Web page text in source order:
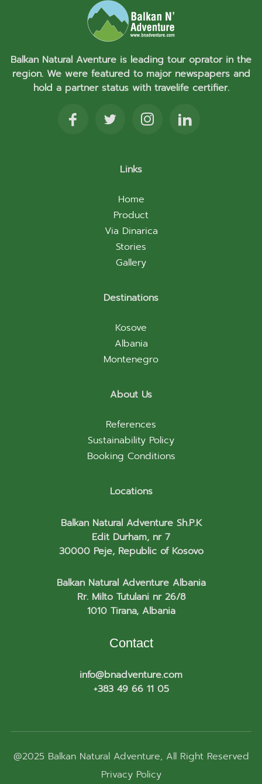
Balkan Natural Aventure is leading tour oprator in the
region. We were featured to major newspapers and
hold a partner status with travelife certifier.
Links
Home
Product
Via Dinarica
Stories
Gallery
Destinations
Kosove
Albania
Montenegro
About Us
References
Sustainability Policy
Booking Conditions
Locations
Balkan Natural Adventure Sh.P.K
Edit Durham, nr 7
30000 Peje, Republic of Kosovo
Balkan Natural Adventure Albania
Rr. Milto Tutulani nr 26/8
1010 Tirana, Albania
Contact
info@bnadventure.com
+383 49 66 11 05
@2025Balkan Natural Adventure, All Right Reserved
Privacy Policy